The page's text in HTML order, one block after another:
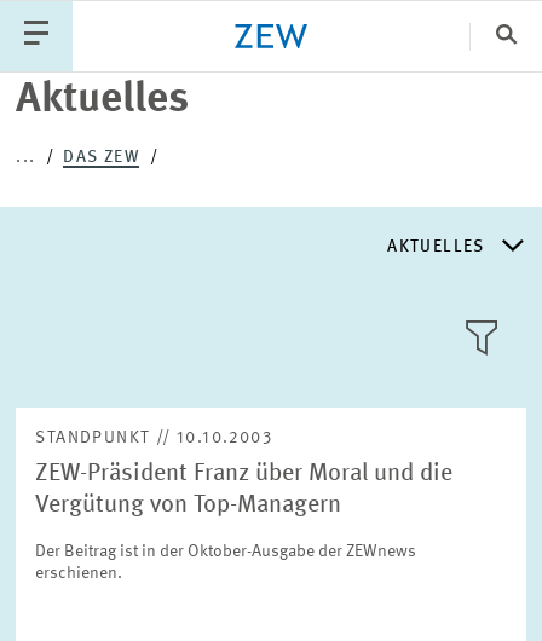
Aktuelles
... DAS ZEW
AKTUELLES
AKTUELLES
ÜBER DAS ZEW
GESCHICHTE
Text
STANDPUNKT // 10.10.2003
ZEW-Präsident Franz über Moral und die
Vergütung von Top-Managern
Der Beitrag ist in der Oktober-Ausgabe der ZEWnews
erschienen.